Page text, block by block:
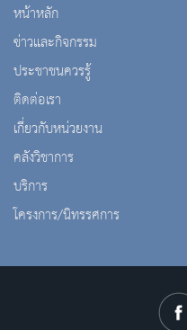
หน้าหลัก
ข่าวและกิจกรรม
ประชาชนควรรู้
ติดต่อเรา
เกี่ยวกับหน่วยงาน
คลังวิชาการ
บริการ
โครงการ/นิทรรศการ